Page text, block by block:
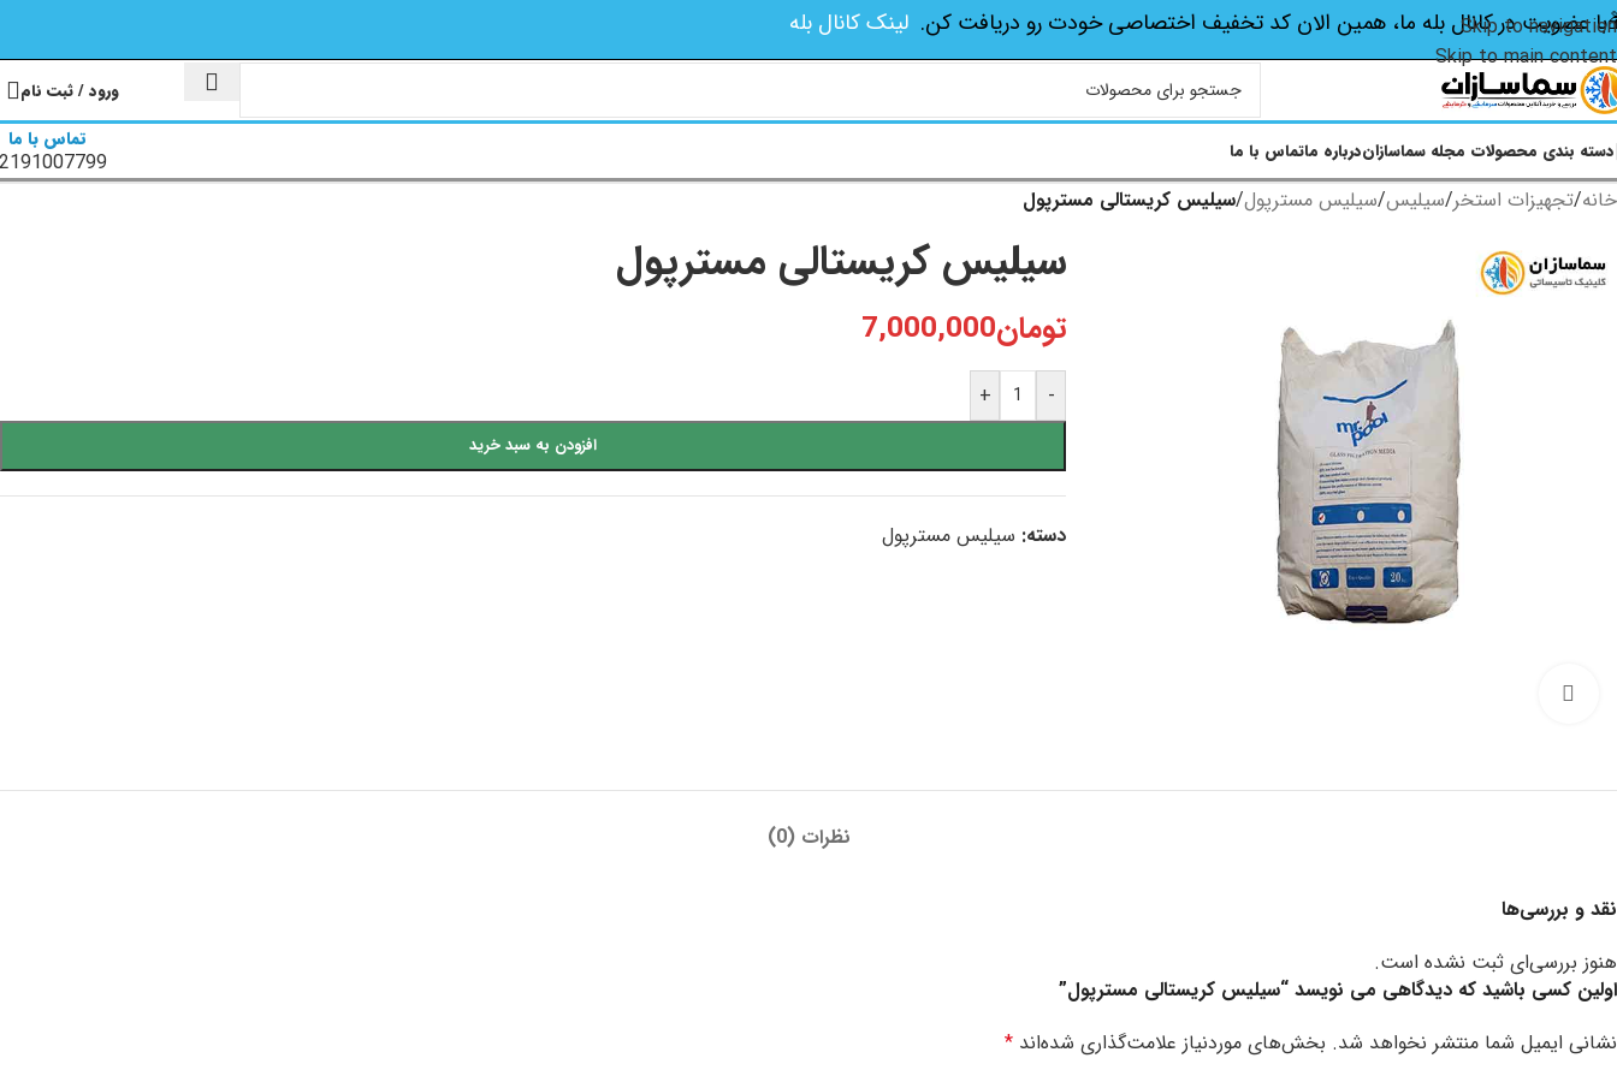
Skip to navigation
Skip to main content
عضویت در کانال بله ما، همین الان کد تخفیف اختصاصی‌ خودت رو دریافت کن. لینک کانال بله
ورود / ثبت نام
دسته بندی محصولات مجله سماسازاندرباره ماتماس با ما تماس با ما
خانه/تجهیزات استخر/سیلیس/سیلیس مسترپول/سیلیس کریستالی مسترپول
سیلیس کریستالی مسترپول
تومان7,000,000
-
+
افزودن به سبد خرید
دسته: سیلیس مسترپول
نظرات (0)
نقد و بررسی‌ها
هنوز بررسی‌ای ثبت نشده است.
اولین کسی باشید که دیدگاهی می نویسد “سیلیس کریستالی مسترپول”
نشانی ایمیل شما منتشر نخواهد شد. بخش‌های موردنیاز علامت‌گذاری شده‌اند *